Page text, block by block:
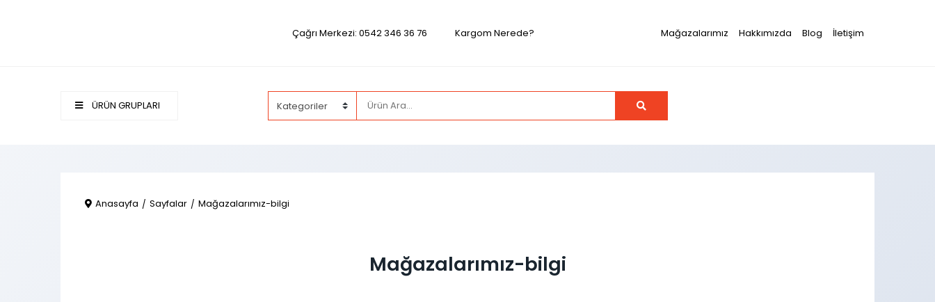
Çağrı Merkezi: 0542 346 36 76 Kargom Nerede? Mağazalarımız Hakkımızda Blog İletişim
ÜRÜN GRUPLARI
Anasayfa Sayfalar Mağazalarımız-bilgi
Mağazalarımız-bilgi